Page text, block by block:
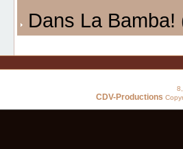
Dans La Bamba!
CDV-Productions